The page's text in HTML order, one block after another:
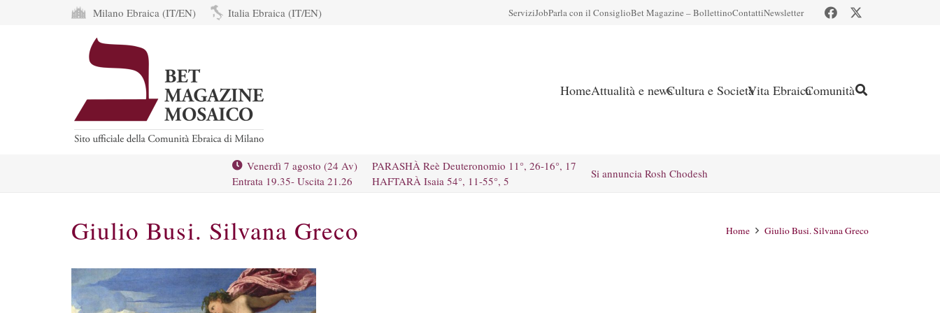
Milano Ebraica (IT/EN) Italia Ebraica (IT/EN) ServiziJobParla con il ConsiglioBet Magazine – BollettinoContattiNewsletter
HomeAttualità e newsCultura e SocietàVita EbraicaComunità
Venerdì 7 agosto (24 Av)
Entrata 19.35- Uscita 21.26
PARASHÀ Reè Deuteronomio 11°, 26-16°, 17
HAFTARÀ Isaia 54°, 11-55°, 5
Si annuncia Rosh Chodesh
Giulio Busi. Silvana Greco Home Giulio Busi. Silvana Greco